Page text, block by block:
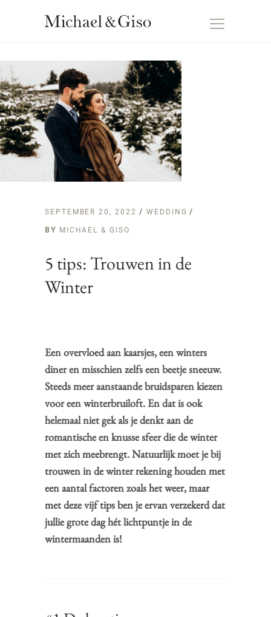
SEPTEMBER 20, 2022 WEDDING
BY MICHAEL & GISO
5 tips: Trouwen in de
Winter
Een overvloed aan kaarsjes, een winters
diner en misschien zelfs een beetje sneeuw.
Steeds meer aanstaande bruidsparen kiezen
voor een winterbruiloft. En dat is ook
helemaal niet gek als je denkt aan de
romantische en knusse sfeer die de winter
met zich meebrengt. Natuurlijk moet je bij
trouwen in de winter rekening houden met
een aantal factoren zoals het weer, maar
met deze vijf tips ben je ervan verzekerd dat
jullie grote dag hét lichtpuntje in de
wintermaanden is!